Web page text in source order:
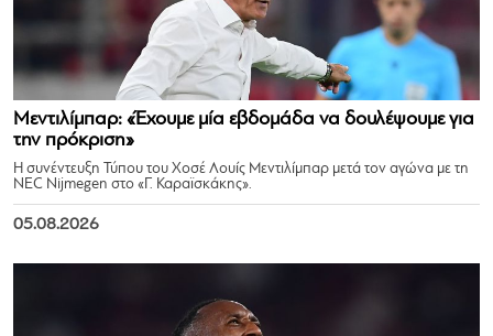
Μεντιλίμπαρ: «Έχουμε μία εβδομάδα να δουλέψουμε για
την πρόκριση»
Η συνέντευξη Τύπου του Χοσέ Λουίς Μεντιλίμπαρ μετά τον αγώνα με τη
NEC Nijmegen στο «Γ. Καραϊσκάκης».
05.08.2026